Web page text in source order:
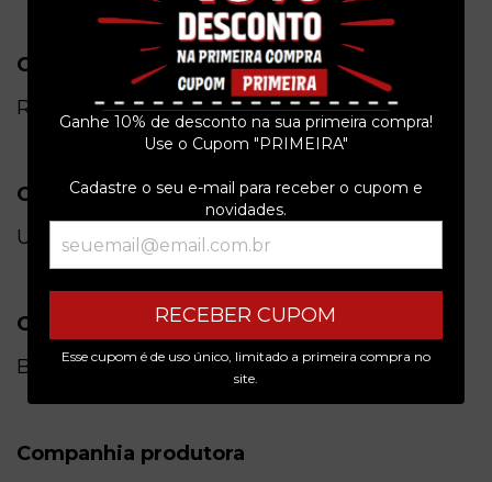
Ganhe 10% de desconto na sua primeira compra!
Use o Cupom "PRIMEIRA"
Cadastre o seu e-mail para receber o cupom e
novidades.
RECEBER CUPOM
Esse cupom é de uso único, limitado a primeira compra no
site.
Gênero
Rock
Condição do item
Usado
Origem
Brasil
Companhia produtora